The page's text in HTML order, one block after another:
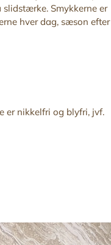
Smykkerne er
hver dag, sæson efter
er nikkelfri og blyfri, jvf.